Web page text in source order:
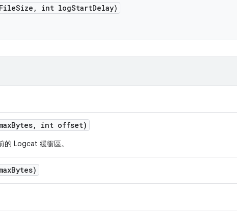
FileSize , int logStartDelay)
Bytes, int offset)
的 Logcat 緩衝區。
Bytes)